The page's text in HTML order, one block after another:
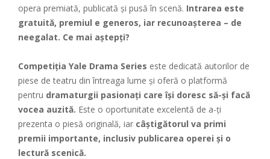
opera premiată, publicată și pusă în scenă. Intrarea este
gratuită, premiul e generos, iar recunoașterea – de
neegalat. Ce mai aștepți?
Competiția Yale Drama Series este dedicată autorilor de
piese de teatru din întreaga lume și oferă o platformă
pentru dramaturgii pasionați care își doresc să-și facă
vocea auzită. Este o oportunitate excelentă de a-ți
prezenta o piesă originală, iar câștigătorul va primi
premii importante, inclusiv publicarea operei și o
lectură scenică.